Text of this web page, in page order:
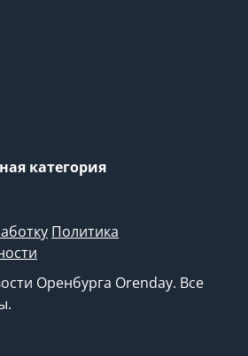
категория
Политика
Оренбурга Orenday. Все